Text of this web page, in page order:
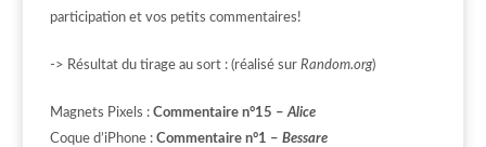
participation et vos petits commentaires!
-> Résultat du tirage au sort : (réalisé sur Random.org)
Magnets Pixels : Commentaire n°15 –Alice
Coque d’iPhone : Commentaire n°1 – Bessare